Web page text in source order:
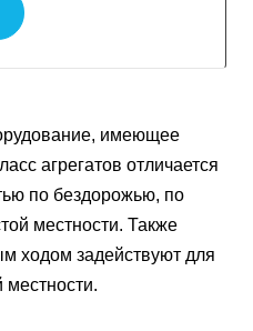
имеющее
агрегатов отличается
по бездорожью, по
местности. Также
ходом задействуют для
местности.